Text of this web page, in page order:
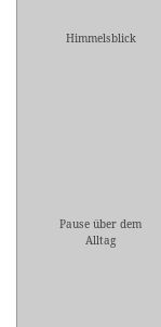
Himmelsblick
Pause über dem
Alltag